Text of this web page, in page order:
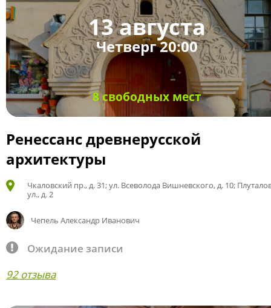
13 августа
Четверг 20:00
8 свободных мест
Ренессанс древнерусской
архитектуры
Чкаловский пр., д. 31; ул. Всеволода Вишневского, д. 10;
ул., д. 2
Чепель Александр Иванович
Ожидание записи
92 отзыва